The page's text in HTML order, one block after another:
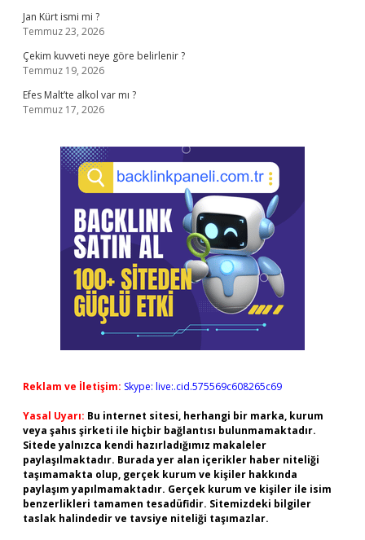
Jan Kürt ismi mi ?
Temmuz 23, 2026
Çekim kuvveti neye göre belirlenir ?
Temmuz 19, 2026
Efes Malt’te alkol var mı ?
Temmuz 17, 2026
Reklam ve İletişim: Skype: live:.cid.575569c608265c69
Yasal Uyarı: Bu internet sitesi, herhangi bir marka, kurum
veya şahıs şirketi ile hiçbir bağlantısı bulunmamaktadır.
Sitede yalnızca kendi hazırladığımız makaleler
paylaşılmaktadır. Burada yer alan içerikler haber niteliği
taşımamakta olup, gerçek kurum ve kişiler hakkında
paylaşım yapılmamaktadır. Gerçek kurum ve kişiler ile isim
benzerlikleri tamamen tesadüfidir. Sitemizdeki bilgiler
taslak halindedir ve tavsiye niteliği taşımazlar.